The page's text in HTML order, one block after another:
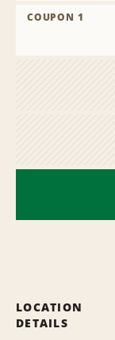
COUPON 1
LOCATION
DETAILS